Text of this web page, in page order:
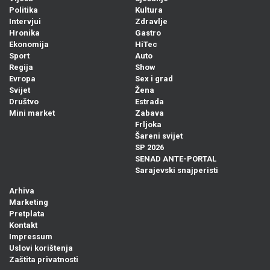
Politika
Intervjui
Hronika
Ekonomija
Sport
Regija
Evropa
Svijet
Društvo
Mini market
Kultura
Zdravlje
Gastro
HiTec
Auto
Show
Sex i grad
Žena
Estrada
Zabava
Frljoka
Šareni svijet
SP 2026
SENAD ANTE-PORTAL
Sarajevski snajperisti
Arhiva
Marketing
Pretplata
Kontakt
Impressum
Uslovi korištenja
Zaštita privatnosti